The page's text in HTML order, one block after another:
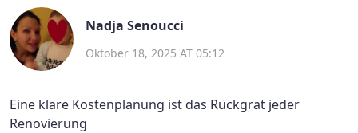
Nadja Senoucci
Oktober 18, 2025 AT 05:12
Eine klare Kostenplanung ist das Rückgrat jeder
Renovierung